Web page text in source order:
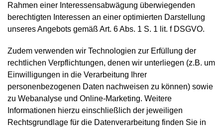
Rahmen einer Interessensabwägung überwiegenden
berechtigten Interessen an einer optimierten Darstellung
unseres Angebots gemäß Art. 6 Abs. 1 S. 1 lit. f DSGVO.
Zudem verwenden wir Technologien zur Erfüllung der
rechtlichen Verpflichtungen, denen wir unterliegen (z.B. um
Einwilligungen in die Verarbeitung Ihrer
personenbezogenen Daten nachweisen zu können) sowie
zu Webanalyse und Online-Marketing. Weitere
Informationen hierzu einschließlich der jeweiligen
Rechtsgrundlage für die Datenverarbeitung finden Sie in